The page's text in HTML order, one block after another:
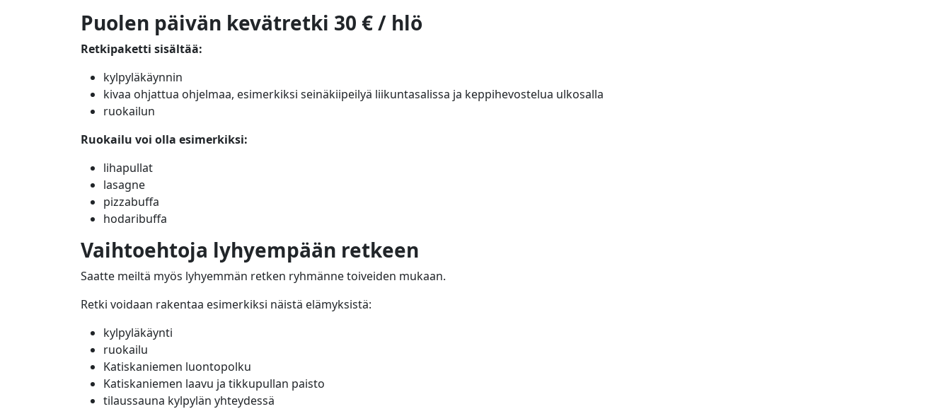
Puolen päivän kevätretki 30 € / hlö
Retkipaketti sisältää:
kylpyläkäynnin
kivaa ohjattua ohjelmaa, esimerkiksi seinäkiipeilyä liikuntasalissa ja keppihevostelua ulkosalla
ruokailun
Ruokailu voi olla esimerkiksi:
lihapullat
lasagne
pizzabuffa
hodaribuffa
Vaihtoehtoja lyhyempään retkeen
Saatte meiltä myös lyhyemmän retken ryhmänne toiveiden mukaan.
Retki voidaan rakentaa esimerkiksi näistä elämyksistä:
kylpyläkäynti
ruokailu
Katiskaniemen luontopolku
Katiskaniemen laavu ja tikkupullan paisto
tilaussauna kylpylän yhteydessä